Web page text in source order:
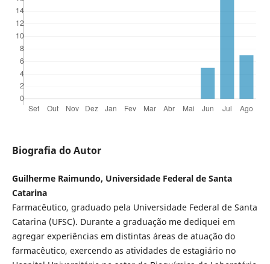
Biografia do Autor
Guilherme Raimundo, Universidade Federal de Santa
Catarina
Farmacêutico, graduado pela Universidade Federal de Santa
Catarina (UFSC). Durante a graduação me dediquei em
agregar experiências em distintas áreas de atuação do
farmacêutico, exercendo as atividades de estagiário no